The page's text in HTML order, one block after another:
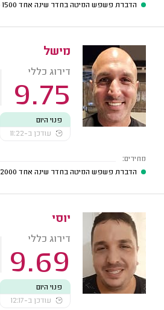
הדברת פשפש המיטה בחדר שינה אחד 1500 - 500
מישל
דירוג כללי
9.75
פנוי היום
עודכן ב-11:22
מחירים:
הדברת פשפש המיטה בחדר שינה אחד 2000 - 1200
יוסי
דירוג כללי
9.69
פנוי היום
עודכן ב-12:17